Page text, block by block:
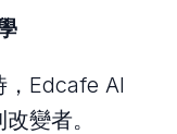
，Edcafe AI
變者。